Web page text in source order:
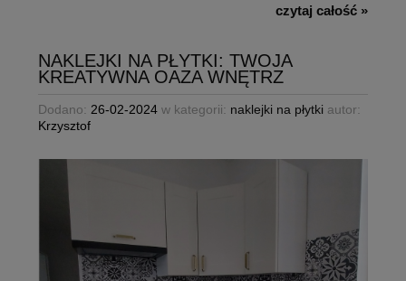
czytaj całość »
NAKLEJKI NA PŁYTKI: TWOJA
KREATYWNA OAZA WNĘTRZ
Dodano: 26-02-2024 w kategorii: naklejki na płytki autor:
Krzysztof